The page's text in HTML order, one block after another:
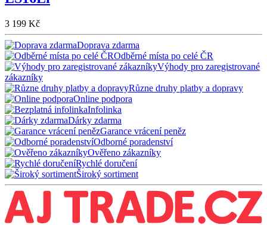
3 199 Kč
Doprava zdarma
Odběrné místa po celé ČR
Výhody pro zaregistrované
zákazníky
Různe druhy platby a dopravy
Online podpora
Infolinka
Dárky zdarma
Garance vrácení peněz
Odborné poradenství
Ověřeno zákazníky
Rychlé doručení
Široký sortiment